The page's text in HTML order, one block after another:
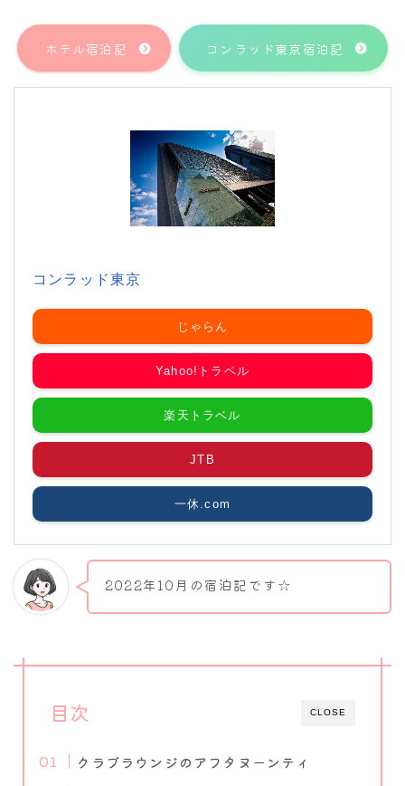
ホテル宿泊記 コンラッド東京宿泊記
コンラッド東京
じゃらん
Yahoo!トラベル
楽天トラベル
JTB
一休.com
2022年10月の宿泊記です☆
CLOSE
目次
クラブラウンジのアフタヌーンティ